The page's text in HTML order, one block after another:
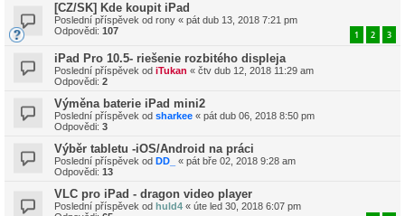
[CZ/SK] Kde koupit iPad
Poslední příspěvek od rony « pát dub 13, 2018 7:21 pm
Odpovědi: 107 1 2 3
iPad Pro 10.5- riešenie rozbitého displeja
Poslední příspěvek od iTukan « čtv dub 12, 2018 11:29 am
Odpovědi: 2
Výměna baterie iPad mini2
Poslední příspěvek od sharkee « pát dub 06, 2018 8:50 pm
Odpovědi: 3
Výběr tabletu -iOS/Android na práci
Poslední příspěvek od DD_ « pát bře 02, 2018 9:28 am
Odpovědi: 13
VLC pro iPad - dragon video player
Poslední příspěvek od huld4 « úte led 30, 2018 6:07 pm